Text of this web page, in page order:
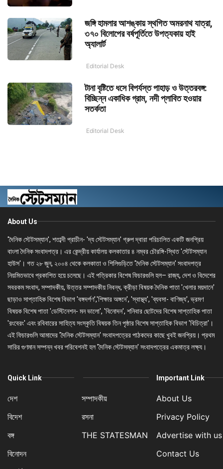
জঙ্গি হামলার আশঙ্কায় স্থগিত অমরনাথ যাত্রা,
৩৭০ বিলোপের বর্ষপূর্তিতে উপত্যকায় হাই
অ্যালার্ট
Editorial Desk
টানা বৃষ্টিতে ধসে বিপর্যস্ত পাহাড় ও উত্তরবঙ্গ:
বিচ্ছিন্ন একাধিক গ্রাম, নদী প্লাবিত হওয়ার
সতর্কতা
Editorial Desk
About Us
'দৈনিক স্টেটসম্যান', শতাব্দী প্রাচীন- 'দ্য স্টেটসম্যান' গ্রুপ দ্বারা পরিচালিত একটি জনপ্রিয়
বাংলা দৈনিক সংবাদপত্র। এর কেন্দ্রীয় কার্যালয় কলকাতার ৪ নম্বর চৌরঙ্গি-স্থিত 'স্টেটসম্যান
হাউস'। গত ২৮ জুন, ২০০৪ থেকে কলকাতা ও শিলিগুড়িতে 'দৈনিক স্টেটসম্যান' সংবাদপত্র
নিয়মিতভাবে প্রকাশিত হয়ে চলেছে। এই পত্রিকার বিশেষ ফিচারগুলি হল– রাজ্য, দেশ ও বিদেশের
সবরকম সংবাদ, সম্পাদকীয়, উত্তর সম্পাদকীয় নিবন্ধ, ক্রীড়া বিষয়ক দৈনিক পাতা 'খেলার ময়দানে'
ছাড়াও সাপ্তাহিক বিশেষ বিভাগ 'বঙ্গদর্পণ','শিক্ষার অঙ্গনে', 'স্বাস্থ্য', 'ব্যবসা- বাণিজ্য', ভ্রমণ
বিষয়ক বিশেষ পাতা 'ডেস্টিনেশন- মন ভালো', 'বিনোদন', শনিবার ছোটদের বিশেষ সাপ্তাহিক পাতা
'রংবেরং' এবং রবিবারের সাহিত্য সংস্কৃতি বিষয়ক তিন পৃষ্ঠার বিশেষ সাপ্তাহিক বিভাগ 'বিচিত্রা'।
এই ফিচারগুলি আমাদের 'দৈনিক স্টেটসম্যান' সংবাদপত্রের পাঠকদের কাছে খুবই জনপ্রিয়। প্রথম
সারির গুণমান সম্পন্ন খবর পরিবেশনই হল 'দৈনিক স্টেটসম্যান' সংবাদপত্রের একমাত্র লক্ষ্য।
Quick Link
দেশ
বিদেশ
বঙ্গ
বিনোদন
সম্পাদকীয়
রসনা
THE STATESMAN
Important Link
About Us
Privacy Policy
Advertise with us
Contact Us